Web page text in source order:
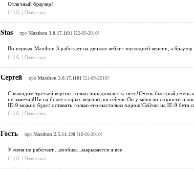
Отличный браузер!
6
| 6 | Ответить
Stas про Maxthon 3.0.17.1101 [22-09-2010]
Во первых Maxthon 3 работает на движке вебкит последней версии, а браузер
6
| 6 | Ответить
Сергей про Maxthon 3.0.17.1101 [21-09-2010]
С выходом третьей версии-только порадовался за него!Очень
не замечал!Ни на более старых версиях,ни сейчас.Он у меня по скорости и
IE-9 можно будет оставить только его-настолько хорош!Сейчас на IE-9
6
| 6 | Ответить
Гость про Maxthon 2.5.14.198[18-06-2010]
У меня не работает....вообще...закрывается и все
6
| 6 | Ответить